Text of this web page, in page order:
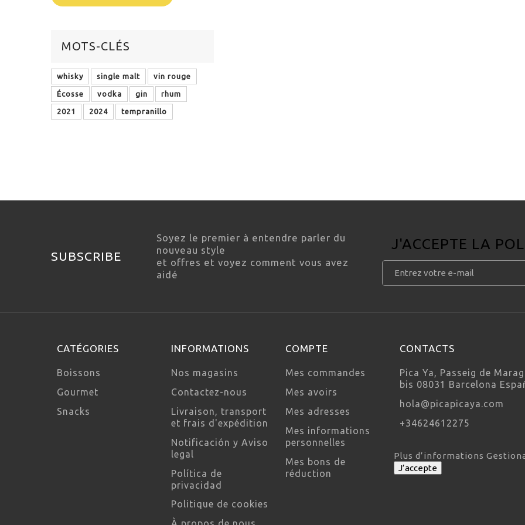
MOTS-CLÉS
whisky single malt vin rouge
Écosse vodka gin rhum
2021 2024 tempranillo
SUBSCRIBE
Soyez le premier à entendre parler du
nouveau style
et offres et voyez comment vous avez
aidé
J'ACCEPTE LA
CATÉGORIES
Boissons
Gourmet
Snacks
INFORMATIONS
Nos magasins
Contactez-nous
Livraison, transport
et frais d'expédition
Notificación y Aviso
legal
Política de
privacidad
Politique de cookies
COMPTE
Mes commandes
Mes avoirs
Mes adresses
Mes informations
personnelles
Mes bons de
réduction
CONTACTS
Pica Ya, Passeig de
bis 08031 Barcelona
hola@picapicaya.com
+34624612275
Plus d’informations
J’accepte